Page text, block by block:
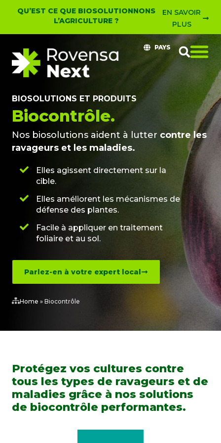
QU’EST CE QUE BIOSOLUTIONNONS
L’AGRICULTURE ?
EN SAVOIR
PLUS
PAYS
BIOSOLUTIONS ET PRODUITS
Biocontrôle.
Nos biosolutions aident à lutter contre les
ravageurs et les maladies.
Elles agissent directement sur la
cible.
Elles améliorent les mécanismes de
défense des plantes.
Facile à appliquer en traitement
foliaire et au sol.
Parlez-en à votre expert local
Home » Biocontrôle
Protégez vos cultures contre
tous les types de ravageurs et de
maladies grâce à nos solutions
de biocontrôle performantes.